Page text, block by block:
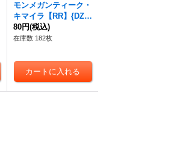
モンメガンティーク・
キマイラ【RR】{DZ-B
T14/029}《ダークステ
イツ》
80円(税込)
在庫数 182枚